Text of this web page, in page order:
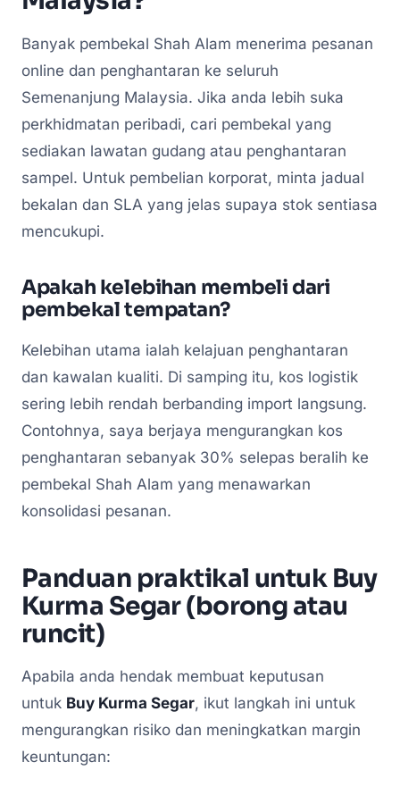
Banyak pembekal Shah Alam menerima pesanan
online dan penghantaran ke seluruh
Semenanjung Malaysia. Jika anda lebih suka
perkhidmatan peribadi, cari pembekal yang
sediakan lawatan gudang atau penghantaran
sampel. Untuk pembelian korporat, minta jadual
bekalan dan SLA yang jelas supaya stok sentiasa
mencukupi.
Apakah kelebihan membeli dari
pembekal tempatan?
Kelebihan utama ialah kelajuan penghantaran
dan kawalan kualiti. Di samping itu, kos logistik
sering lebih rendah berbanding import langsung.
Contohnya, saya berjaya mengurangkan kos
penghantaran sebanyak 30% selepas beralih ke
pembekal Shah Alam yang menawarkan
konsolidasi pesanan.
Panduan praktikal untuk Buy
Kurma Segar (borong atau
runcit)
Apabila anda hendak membuat keputusan
untuk Buy Kurma Segar, ikut langkah ini untuk
mengurangkan risiko dan meningkatkan margin
keuntungan: